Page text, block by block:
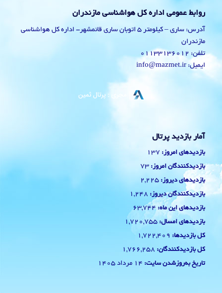
روابط عمومی اداره کل هواشناسی مازندران
آدرس: ساری – کیلومتر 5 اتوبان ساری قائمشهر- اداره کل هواشناسی
مازندران
تلفن: 01133136012
ایمیل: info@mazmet.ir
آمار بازدید پرتال
بازدیدهای امروز: 137
بازدیدکنندگان امروز: 73
بازدیدهای دیروز: 2,225
بازدیدکنندگان دیروز: 1,248
بازدیدهای این ماه: 63,744
بازدیدهای امسال: 1,720,755
کل بازدیدها: 1,722,409
کل بازدیدکنند‌گان: 1,766,258
تاریخ به‌روزشدن سایت: 14 مرداد 1405